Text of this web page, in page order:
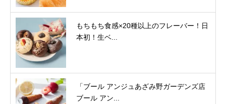
もちもち食感×20種以上のフレーバー！日
本初！生ベ...
「ブール アンジュあざみ野ガーデンズ店
ブール アン...